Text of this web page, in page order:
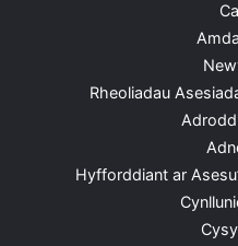
Rheoliadau
Hyfforddiant ar